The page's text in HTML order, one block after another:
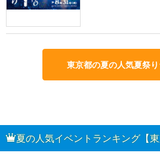
東京都の夏の人気夏祭
夏の人気イベントランキング【東